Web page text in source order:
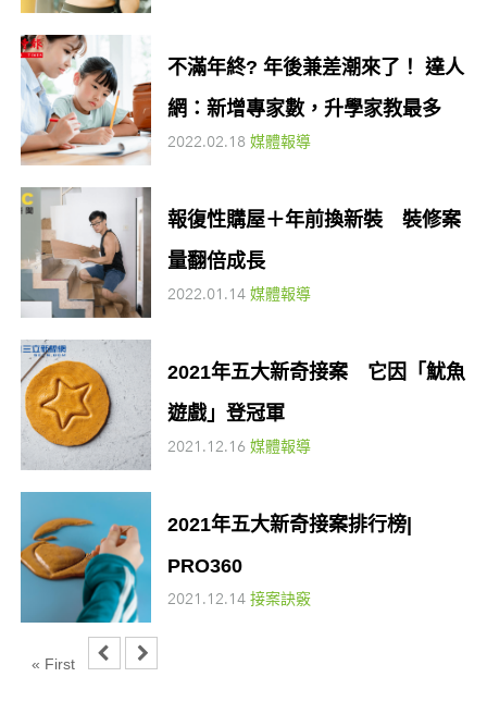
不滿年終? 年後兼差潮來了！ 達人
網：新增專家數，升學家教最多
2022.02.18 媒體報導
報復性購屋＋年前換新裝 裝修案
量翻倍成長
2022.01.14 媒體報導
2021年五大新奇接案 它因「魷魚
遊戲」登冠軍
2021.12.16 媒體報導
2021年五大新奇接案排行榜|
PRO360
2021.12.14 接案訣竅
« First